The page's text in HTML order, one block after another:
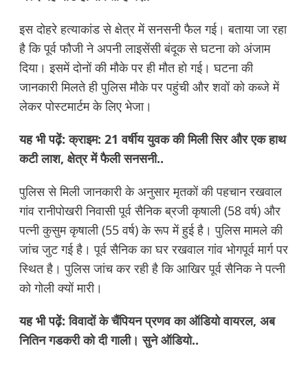
इस दोहरे हत्याकांड से क्षेत्र में सनसनी फैल गई। बताया जा रहा
है कि पूर्व फौजी ने अपनी लाइसेंसी बंदूक से घटना को अंजाम
दिया। इसमें दोनों की मौके पर ही मौत हो गई। घटना की
जानकारी मिलते ही पुलिस मौके पर पहुंची और शवों को कब्जे में
लेकर पोस्टमार्टम के लिए भेजा।
यह भी पढ़ें: क्राइम: 21 वर्षीय युवक की मिली सिर और एक हाथ
कटी लाश, क्षेत्र में फैली सनसनी..
पुलिस से मिली जानकारी के अनुसार मृतकों की पहचान रखवाल
गांव रानीपोखरी निवासी पूर्व सैनिक ब्रजी कृषाली (58 वर्ष) और
पत्नी कुसुम कृषाली (55 वर्ष) के रूप में हुई है। पुलिस मामले की
जांच जुट गई है। पूर्व सैनिक का घर रखवाल गांव भोगपूर्व मार्ग पर
स्थित है। पुलिस जांच कर रही है कि आखिर पूर्व सैनिक ने पत्नी
को गोली क्यों मारी।
यह भी पढ़ें: विवादों के चैंपियन प्रणव का ऑडियो वायरल, अब
नितिन गडकरी को दी गाली। सुने ऑडियो..